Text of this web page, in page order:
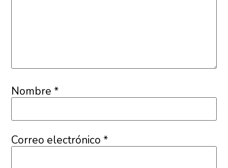
Nombre*
Correo electrónico*